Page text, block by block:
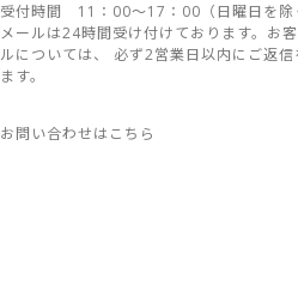
受付時間 11：00～17：00（日曜日を除
メールは24時間受け付けております。お
ルについては、 必ず2営業日以内にご返信
ます。
お問い合わせはこちら